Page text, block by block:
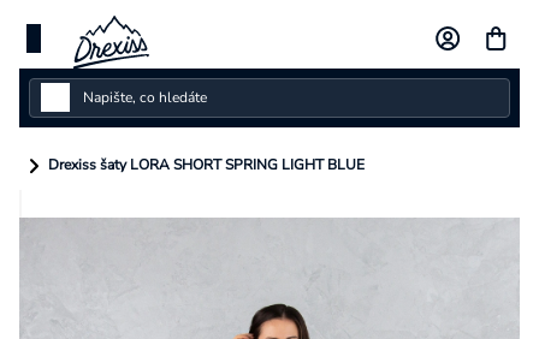
obsah
Dámské
Dětské
Kolekce
Drexiss šaty LORA SHORT SPRING LIGHT BLUE